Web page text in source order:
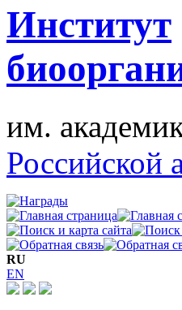
Институт
им.
Российской
RU
EN